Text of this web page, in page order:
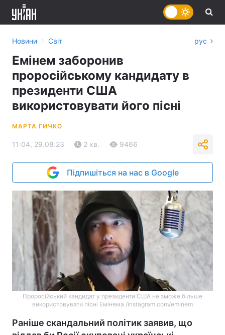
Новини › Світ рус
Емінем заборонив
проросійському кандидату в
президенти США
використовувати його пісні
МАРТА ГИЧКО
11:04, 29.08.23 2 хв. 9466
Підпишіться на нас в Google
Проросійський кандидат у президенти США не зможе більше
використовувати пісні Емінема /instagram.com/eminem
Раніше скандальний політик заявив, що